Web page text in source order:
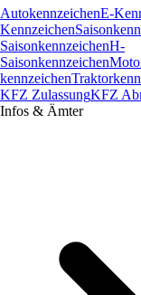
AutokennzeichenE-
Kennzeichen
SaisonkennzeichenH-
Saisonkennzeichen
kennzeichen
KFZ ZulassungKFZ
Infos & Ämter